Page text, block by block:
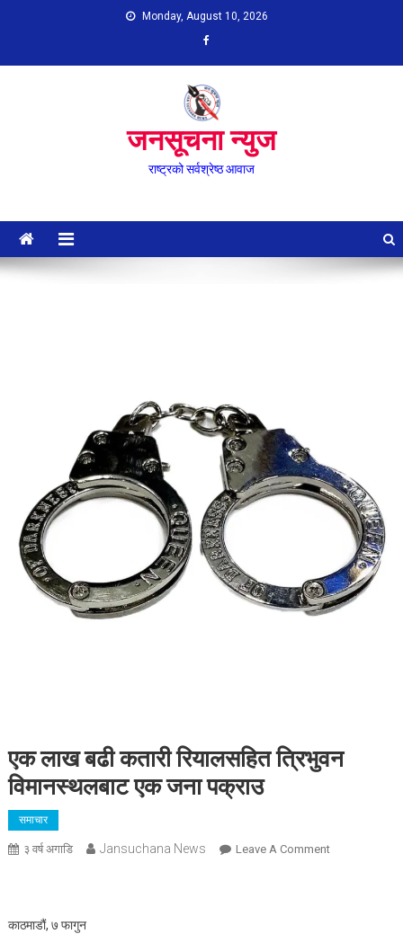
Monday, August 10, 2026
जनसूचना न्युज
राष्ट्रको सर्वश्रेष्ठ आवाज
एक लाख बढी कतारी रियालसहित त्रिभुवन
विमानस्थलबाट एक जना पक्राउ
समाचार
३ वर्ष अगाडि Jansuchana News Leave A CommentOn
काठमाडौं, ७ फागुन